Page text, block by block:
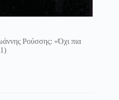
Ρούσσης: «Όχι πια